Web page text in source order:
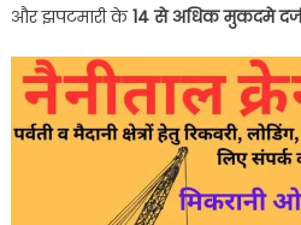
और झपटमारी के14से अधिक मुकदमे दर्ज